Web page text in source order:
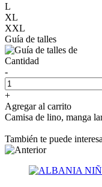
L
XL
XXL
Guía de talles
Cantidad
-
+
Agregar al carrito
Camisa de lino, manga
También te puede